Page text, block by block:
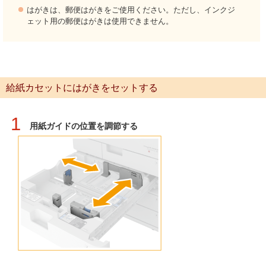
はがきは、郵便はがきをご使用ください。ただし、インクジ
ェット用の郵便はがきは使用できません。
給紙カセットにはがきをセットする
1 用紙ガイドの位置を調節する